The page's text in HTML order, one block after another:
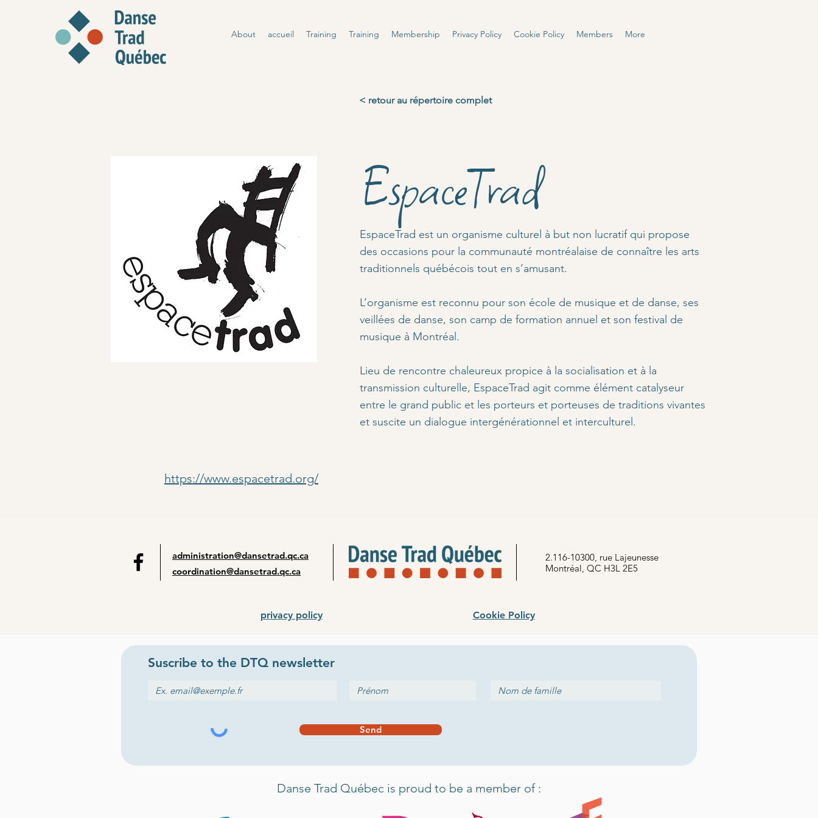
About accueil Training Training Membership Privacy Policy Cookie Policy Members More
< retour au répertoire complet
EspaceTrad
EspaceTrad est un organisme culturel à but non lucratif qui propose
des occasions pour la communauté montréalaise de connaître les arts
traditionnels québécois tout en s’amusant.
L’organisme est reconnu pour son école de musique et de danse, ses
veillées de danse, son camp de formation annuel et son festival de
musique à Montréal.
Lieu de rencontre chaleureux propice à la socialisation et à la
transmission culturelle, EspaceTrad agit comme élément catalyseur
entre le grand public et les porteurs et porteuses de traditions vivantes
et suscite un dialogue intergénérationnel et interculturel.
https://www.espacetrad.org/
administration@dansetrad.qc.ca
coordination@dansetrad.qc.ca
2.116-10300, rue Lajeunesse
Montréal, QC H3L 2E5
privacy policy Cookie Policy
Suscribe to the DTQ newsletter
Send
Danse Trad Québec is proud to be a member of :